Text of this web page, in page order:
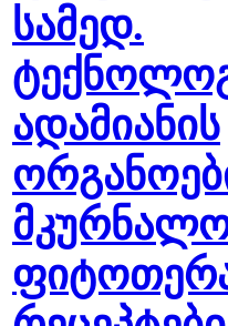
სამედ.
ადამიანის